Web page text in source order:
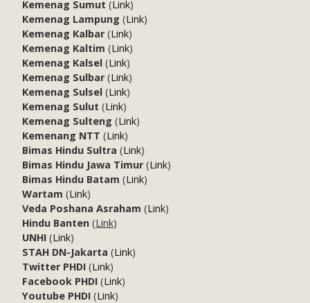
Kemenag Sumut (Link)
Kemenag Lampung (Link)
Kemenag Kalbar (Link)
Kemenag Kaltim (Link)
Kemenag Kalsel (Link)
Kemenag Sulbar (Link)
Kemenag Sulsel (Link)
Kemenag Sulut (Link)
Kemenag Sulteng (Link)
Kemenang NTT (Link)
Bimas Hindu Sultra (Link)
Bimas Hindu Jawa Timur (Link)
Bimas Hindu Batam (Link)
Wartam (Link)
Veda Poshana Asraham (Link)
Hindu Banten(Link)
UNHI (Link)
STAH DN-Jakarta (Link)
Twitter PHDI (Link)
Facebook PHDI (Link)
Youtube PHDI (Link)